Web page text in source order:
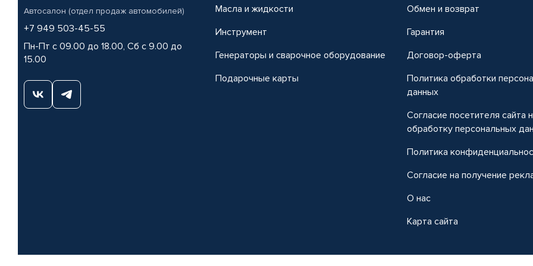
Автосалон (отдел продаж автомобилей)
+7 949 503-45-55
Пн-Пт с 09.00 до 18.00, Сб с 9.00 до
15.00
Масла и жидкости
Инструмент
Генераторы и сварочное оборудование
Подарочные карты
Обмен и возврат
Гарантия
Договор-оферта
Политика обработки
данных
Согласие посетителя сайта
обработку персональных
Политика
Согласие на получение
О нас
Карта сайта